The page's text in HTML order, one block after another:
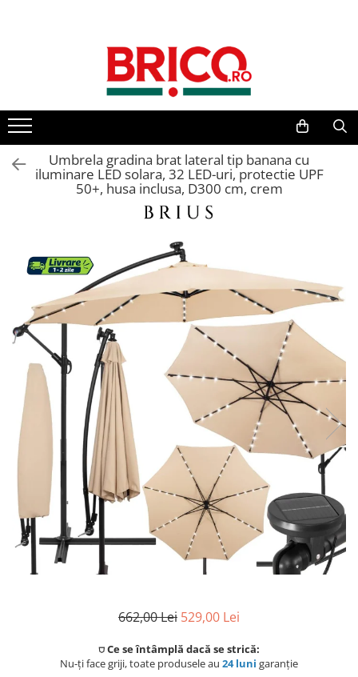
Toate Produsele
Baterii bucatarie
Baterii chiuveta baie
Baterii bideu si dus igienic
Accesorii baterii
Sisteme de dus
Coloane de dus
Seturi de dus
Sisteme de dus incastrate
Brate si palarii dus
Rigole si scurgere dus
Pare, furtunuri si accesorii
Accesorii dus
Umbrela gradina brat lateral tip banana cu
iluminare LED solara, 32 LED-uri, protectie UPF
50+, husa inclusa, D300 cm, crem
662,00 Lei 529,00 Lei
⛉ Ce se întâmplă dacă se strică:
Nu-ți face griji, toate produsele au 24 luni garanție